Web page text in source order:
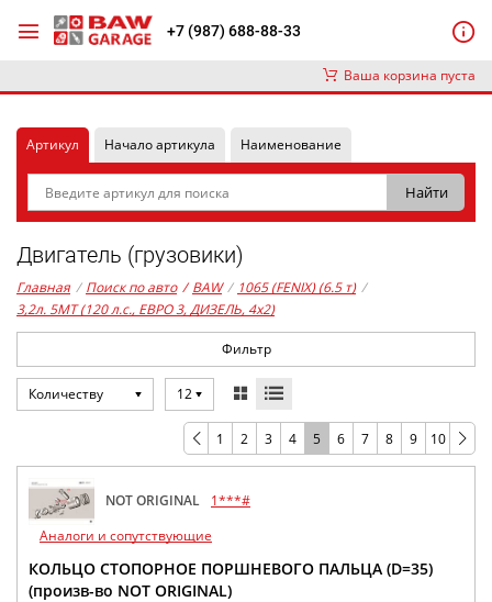
+7 (987) 688-88-33
Ваша корзина пуста
Артикул Начало артикула Наименование
Двигатель (грузовики)
Главная / Поиск по авто / BAW / 1065 (FENIX) (6.5 т) /
3,2л. 5MT (120 л.с., ЕВРО 3, ДИЗЕЛЬ, 4x2)
Фильтр
Количеству 12
1 2 3 4 5 6 7 8 9 10
NOT ORIGINAL
1***#
Аналоги и сопутствующие
КОЛЬЦО СТОПОРНОЕ ПОРШНЕВОГО ПАЛЬЦА (D=35)
(произв-во NOT ORIGINAL)